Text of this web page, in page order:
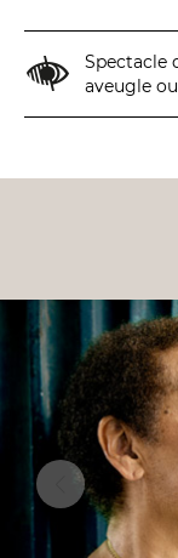
LES
Accueil &
Tarifs,
Spectacle
aveugle